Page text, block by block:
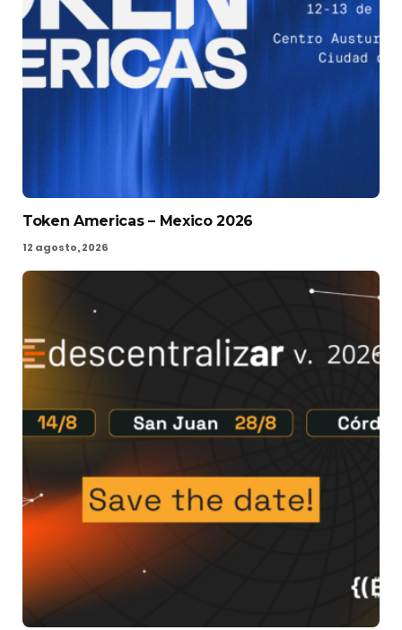
12 agosto, 2026
Token Americas – Mexico 2026